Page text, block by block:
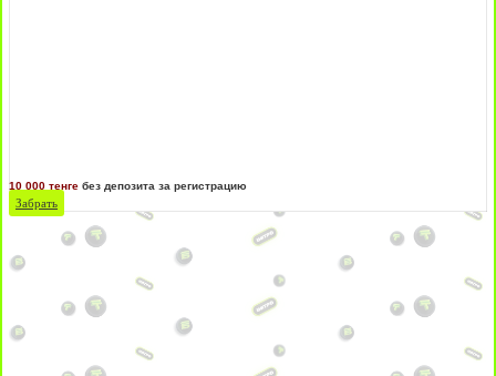
10 000 тенге без депозита за регистрацию
Забрать